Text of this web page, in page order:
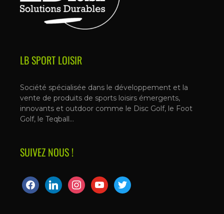
LB SPORT LOISIR
Société spécialisée dans le développement et la
vente de produits de sports loisirs émergents,
innovants et outdoor comme le Disc Golf, le Foot
Golf, le Teqball…
SUIVEZ NOUS !